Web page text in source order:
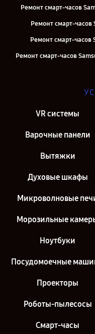
Ремонт смарт-часов
Ремонт смарт-часов
Ремонт смарт-часов
Ремонт смарт-часов
VR системы
Варочные панели
Вытяжки
Духовые шкафы
Микроволновые
Морозильные
Ноутбуки
Посудомоечные
Проекторы
Роботы-пылесосы
Смарт-часы